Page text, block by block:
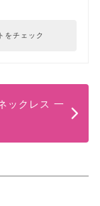
をチェック
ックレス 一